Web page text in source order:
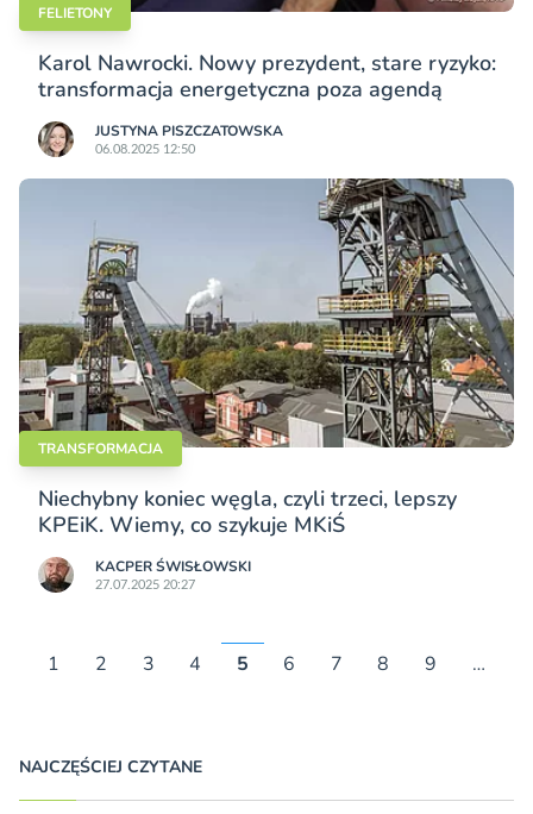
FELIETONY
Karol Nawrocki. Nowy prezydent, stare ryzyko:
transformacja energetyczna poza agendą
JUSTYNA PISZCZATOWSKA
06.08.2025 12:50
TRANSFORMACJA
Niechybny koniec węgla, czyli trzeci, lepszy
KPEiK. Wiemy, co szykuje MKiŚ
KACPER ŚWISŁO­WSKI
27.07.2025 20:27
1 2 3 4 5 6 7 8 9 …
NAJCZĘŚCIEJ CZYTANE